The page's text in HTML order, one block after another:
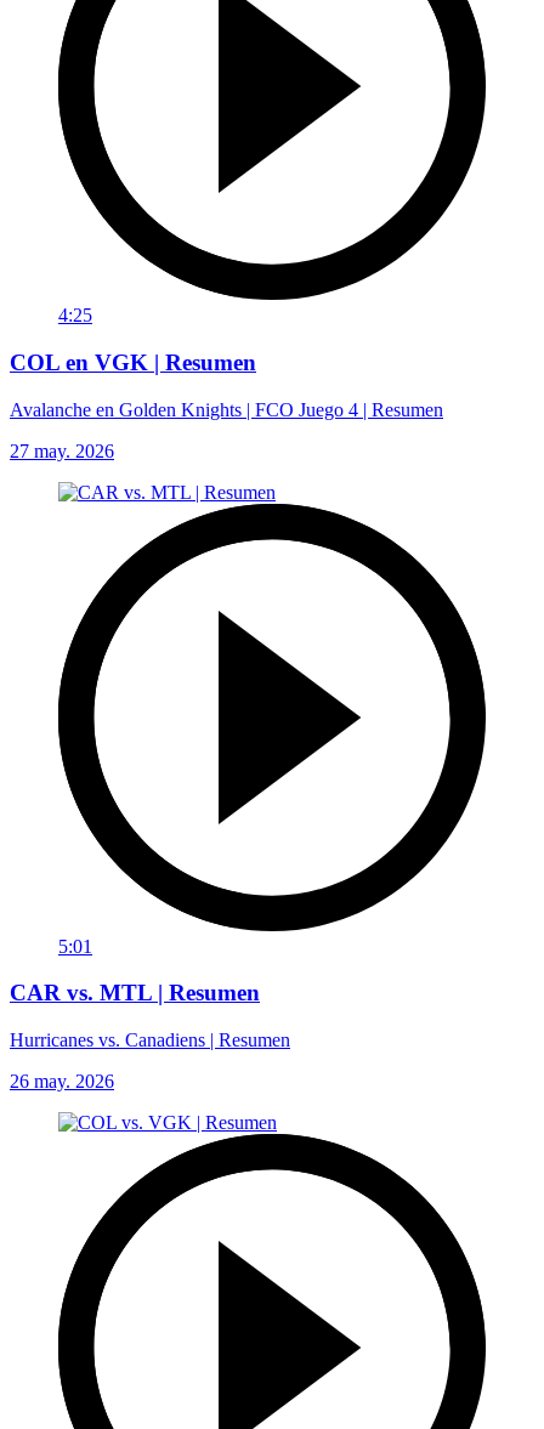
4:25
COL en VGK | Resumen
Avalanche en Golden Knights | FCO Juego 4 | Resumen
27 may. 2026
5:01
CAR vs. MTL | Resumen
Hurricanes vs. Canadiens | Resumen
26 may. 2026